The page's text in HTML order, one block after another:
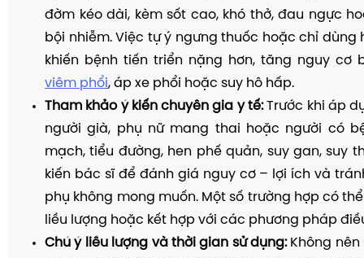
đờm kéo dài, kèm sốt cao, khó thở, đau ngực
bội nhiễm. Việc tự ý ngưng thuốc hoặc chỉ dùng
khiến bệnh tiến triển nặng hơn, tăng nguy cơ
viêm phổi, áp xe phổi hoặc suy hô hấp.
Tham khảo ý kiến chuyên gia y tế:Trước khi áp
người già, phụ nữ mang thai hoặc người có
mạch, tiểu đường, hen phế quản, suy gan, suy
kiến bác sĩ để đánh giá nguy cơ – lợi ích và
phụ không mong muốn. Một số trường hợp có
liều lượng hoặc kết hợp với các phương pháp
Chú ý liều lượng và thời gian sử dụng:Không nên